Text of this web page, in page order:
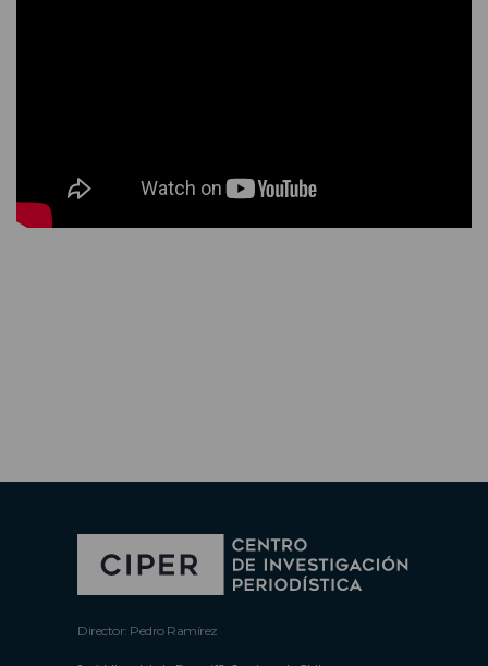
Director: Pedro Ramírez